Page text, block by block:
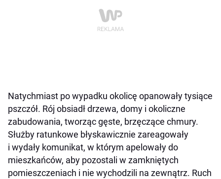
Natychmiast po wypadku okolicę opanowały tysiące
pszczół. Rój obsiadł drzewa, domy i okoliczne
zabudowania, tworząc gęste, brzęczące chmury.
Służby ratunkowe błyskawicznie zareagowały
i wydały komunikat, w którym apelowały do
mieszkańców, aby pozostali w zamkniętych
pomieszczeniach i nie wychodzili na zewnątrz. Ruch